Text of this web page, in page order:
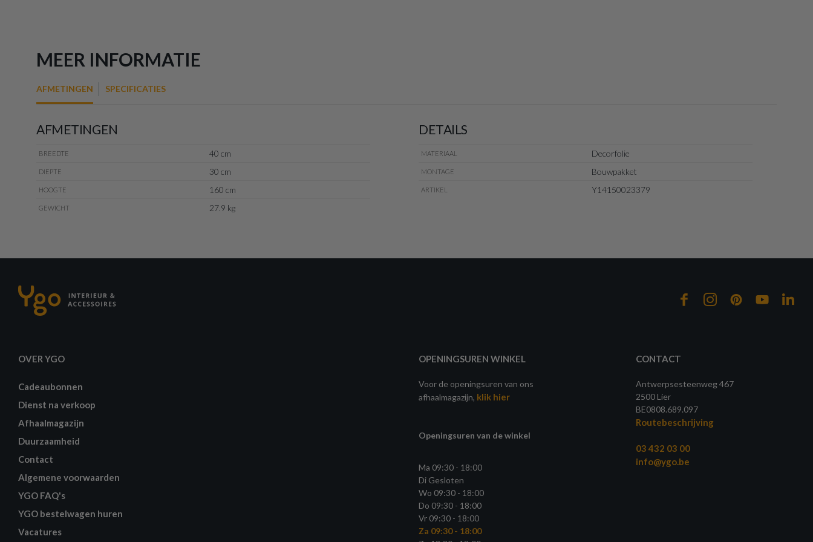
MEER INFORMATIE
AFMETINGEN SPECIFICATIES
AFMETINGEN
BREEDTE 40 cm
DIEPTE 30 cm
HOOGTE 160 cm
GEWICHT 27.9 kg
DETAILS
MATERIAAL Decorfolie
MONTAGE Bouwpakket
ARTIKEL Y14150023379
OVER YGO
Cadeaubonnen
Dienst na verkoop
Afhaalmagazijn
Duurzaamheid
Contact
Algemene voorwaarden
YGO FAQ's
YGO bestelwagen huren
Vacatures
OPENINGSUREN WINKEL
Voor de openingsuren van ons
afhaalmagazijn, klik hier
Openingsuren van de winkel
Ma 09:30 - 18:00
Di Gesloten
Wo 09:30 - 18:00
Do 09:30 - 18:00
Vr 09:30 - 18:00
Za 09:30 - 18:00
CONTACT
Antwerpsesteenweg 467
2500 Lier
BE0808.689.097
Routebeschrijving
03 432 03 00
info@ygo.be